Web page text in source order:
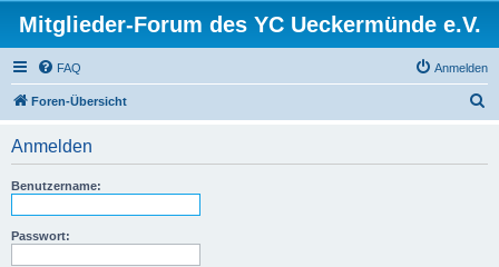
Mitglieder-Forum des YC Ueckermünde e.V.
FAQ Anmelden
Foren-Übersicht
Anmelden
Benutzername:
Passwort: